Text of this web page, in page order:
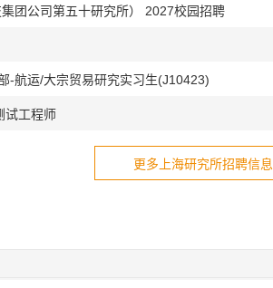
团公司第五十研究所） 2027校园招聘
-航运/大宗贸易研究实习生(J10423)
试工程师
更多上海研究所招聘信息